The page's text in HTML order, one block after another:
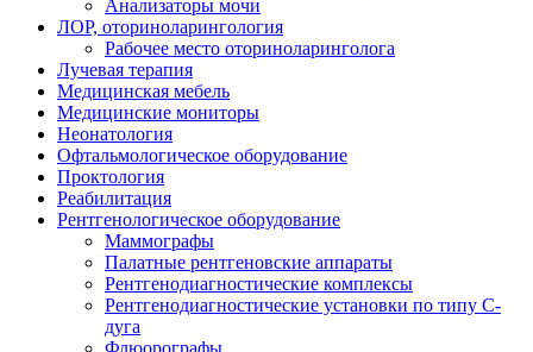
Анализаторы мочи
ЛОР, оториноларингология
Рабочее место оториноларинголога
Лучевая терапия
Медицинская мебель
Медицинские мониторы
Неонатология
Офтальмологическое оборудование
Проктология
Реабилитация
Рентгенологическое оборудование
Маммографы
Палатные рентгеновские аппараты
Рентгенодиагностические комплексы
Рентгенодиагностические установки по типу С-
дуга